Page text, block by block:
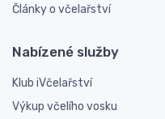
Články o včelařství
Nabízené služby
Klub iVčelařství
Výkup včelího vosku